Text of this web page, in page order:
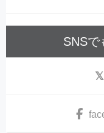
SNSで